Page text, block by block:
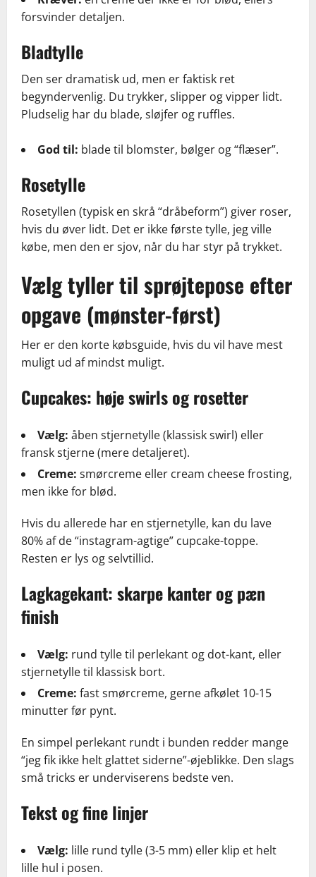
forsvinder detaljen.
Bladtylle
Den ser dramatisk ud, men er faktisk ret
begyndervenlig. Du trykker, slipper og vipper lidt.
Pludselig har du blade, sløjfer og ruffles.
God til: blade til blomster, bølger og “flæser”.
Rosetylle
Rosetyllen (typisk en skrå “dråbeform”) giver roser,
hvis du øver lidt. Det er ikke første tylle, jeg ville
købe, men den er sjov, når du har styr på trykket.
Vælg tyller til sprøjtepose efter
opgave (mønster-først)
Her er den korte købsguide, hvis du vil have mest
muligt ud af mindst muligt.
Cupcakes: høje swirls og rosetter
Vælg: åben stjernetylle (klassisk swirl) eller
fransk stjerne (mere detaljeret).
Creme: smørcreme eller cream cheese frosting,
men ikke for blød.
Hvis du allerede har en stjernetylle, kan du lave
80% af de “instagram-agtige” cupcake-toppe.
Resten er lys og selvtillid.
Lagkagekant: skarpe kanter og pæn
finish
Vælg: rund tylle til perlekant og dot-kant, eller
stjernetylle til klassisk bort.
Creme: fast smørcreme, gerne afkølet 10-15
minutter før pynt.
En simpel perlekant rundt i bunden redder mange
“jeg fik ikke helt glattet siderne”-øjeblikke. Den slags
små tricks er underviserens bedste ven.
Tekst og fine linjer
Vælg: lille rund tylle (3-5 mm) eller klip et helt
lille hul i posen.